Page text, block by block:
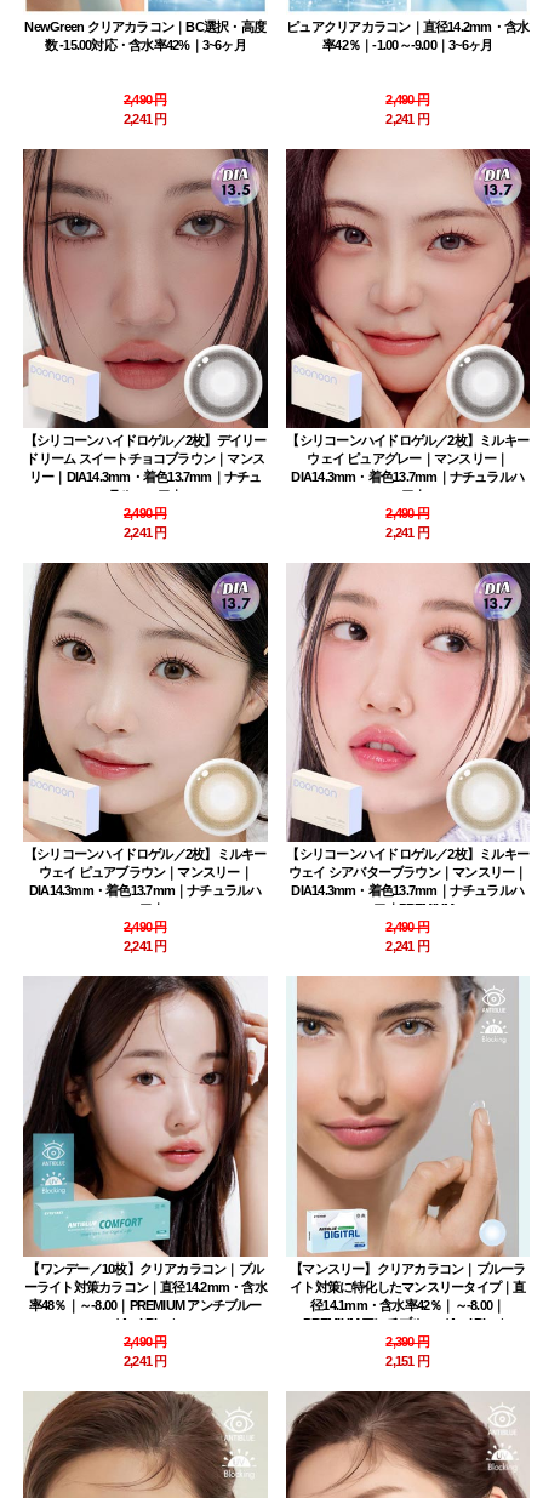
NewGreen クリアカラコン｜BC選択・高度
数 -15.00対応・含水率42%｜3~6ヶ月
2,490 円
2,241 円
ピュアクリアカラコン｜直径14.2mm・含水
率42％｜-1.00～-9.00｜3~6ヶ月
2,490 円
2,241 円
【シリコーンハイドロゲル／2枚】デイリー
ドリーム スイートチョコブラウン｜マンス
リー｜DIA14.3mm・着色13.7mm｜ナチュ
ラルハーフ｜
2,490 円
2,241 円
【シリコーンハイドロゲル／2枚】ミルキー
ウェイ ピュアグレー｜マンスリー｜
DIA14.3mm・着色13.7mm｜ナチュラルハ
ーフ｜
2,490 円
2,241 円
【シリコーンハイドロゲル／2枚】ミルキー
ウェイ ピュアブラウン｜マンスリー｜
DIA14.3mm・着色13.7mm｜ナチュラルハ
ーフ｜
2,490 円
2,241 円
【シリコーンハイドロゲル／2枚】ミルキー
ウェイ シアバターブラウン｜マンスリー｜
DIA14.3mm・着色13.7mm｜ナチュラルハ
ーフ｜PREMIUM
2,490 円
2,241 円
【ワンデー／10枚】クリアカラコン｜ブル
ーライト対策カラコン｜直径14.2mm・含水
率48％｜～-8.00｜PREMIUM アンチブルー
（Anti Blue）
2,490 円
2,241 円
【マンスリー】クリアカラコン｜ブルーラ
イト対策に特化したマンスリータイプ｜直
径14.1mm・含水率42％｜～-8.00｜
PREMIUM アンチブルー（Anti Blue）
2,390 円
2,151 円